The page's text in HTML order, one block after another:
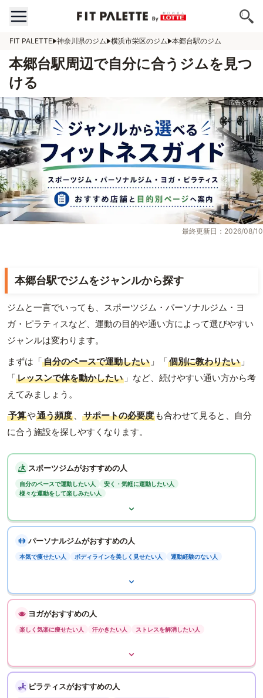
FIT PALETTE 神奈川県のジム 横浜市栄区のジム 本郷台駅のジム
本郷台駅周辺で自分に合うジムを見つ
ける
最終更新日：2026/08/10
本郷台駅でジムをジャンルから探す
ジムと一言でいっても、スポーツジム・パーソナルジム・ヨ
ガ・ピラティスなど、運動の目的や通い方によって選びやすい
ジャンルは変わります。
まずは「自分のペースで運動したい 」「個別に教わりたい 」
「レッスンで体を動かしたい 」など、続けやすい通い方から考
えてみましょう。
予算や通う頻度 、 サポートの必要度 も合わせて見ると、自分
に合う施設を探しやすくなります。
スポーツジムがおすすめの人
自分のペースで運動したい人
安く・気軽に運動したい人
様々な運動をして楽しみたい人
パーソナルジムがおすすめの人
本気で痩せたい人 ボディラインを美しく見せたい人 運動経験のない人
ヨガがおすすめの人
楽しく気楽に痩せたい人 汗かきたい人 ストレスを解消したい人
ピラティスがおすすめの人